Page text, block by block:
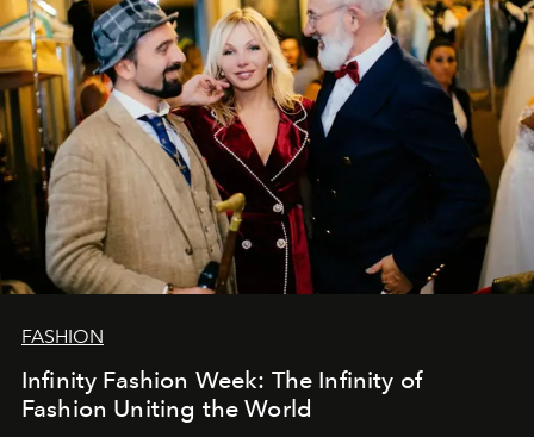
FASHION
Infinity Fashion Week: The Infinity of
Fashion Uniting the World